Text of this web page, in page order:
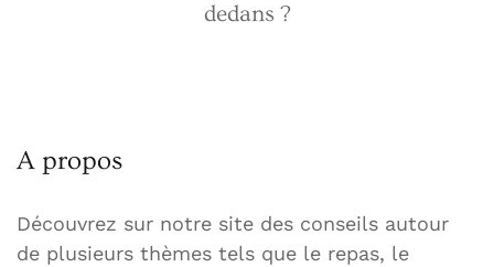
dedans ?
A propos
Découvrez sur notre site des conseils autour
de plusieurs thèmes tels que le repas, le